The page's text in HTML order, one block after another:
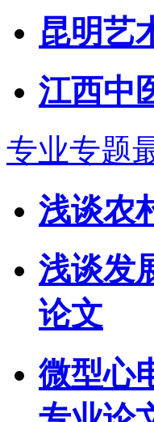
昆明艺
江西中
专业专题
浅谈农
浅谈发
论文
微型心